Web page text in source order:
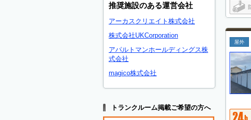
屋外
推奨施設のある運営会社
アーカスクリエイト株式会社
株式会社UKCorporation
アパルトマンホールディングス株
式会社
magico株式会社
トランクルーム掲載ご希望の方へ